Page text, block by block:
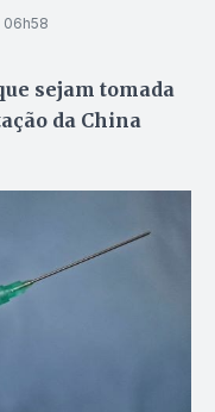
06h58
sejam tomada
da China